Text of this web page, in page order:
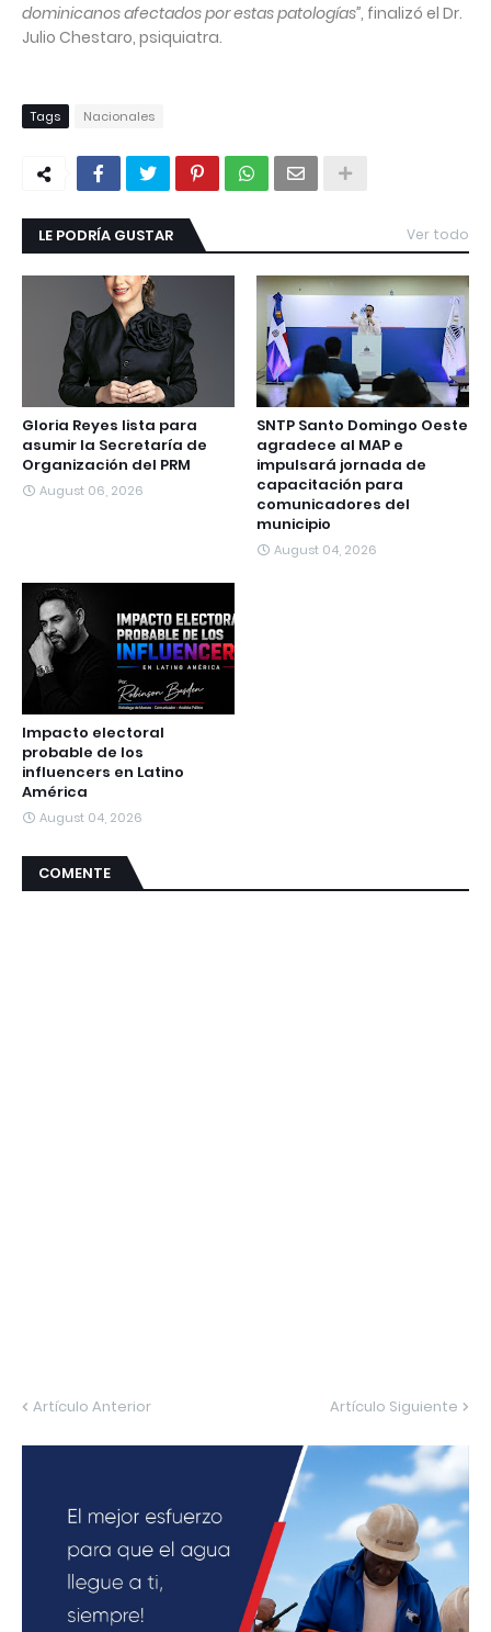
dominicanos afectados por estas patologías”, finalizó el Dr.
Julio Chestaro, psiquiatra.
Tags Nacionales
LE PODRÍA GUSTAR Ver todo
Gloria Reyes lista para
asumir la Secretaría de
Organización del PRM
August 06, 2026
SNTP Santo Domingo Oeste
agradece al MAP e
impulsará jornada de
capacitación para
comunicadores del
municipio
August 04, 2026
Impacto electoral
probable de los
influencers en Latino
América
August 04, 2026
COMENTE
Artículo Anterior Artículo Siguiente